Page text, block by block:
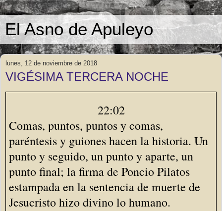
El Asno de Apuleyo
lunes, 12 de noviembre de 2018
VIGÉSIMA TERCERA NOCHE
22:02
Comas, puntos, puntos y comas,
paréntesis y guiones hacen la historia. Un
punto y seguido, un punto y aparte, un
punto final; la firma de Poncio Pilatos
estampada en la sentencia de muerte de
Jesucristo hizo divino lo humano.